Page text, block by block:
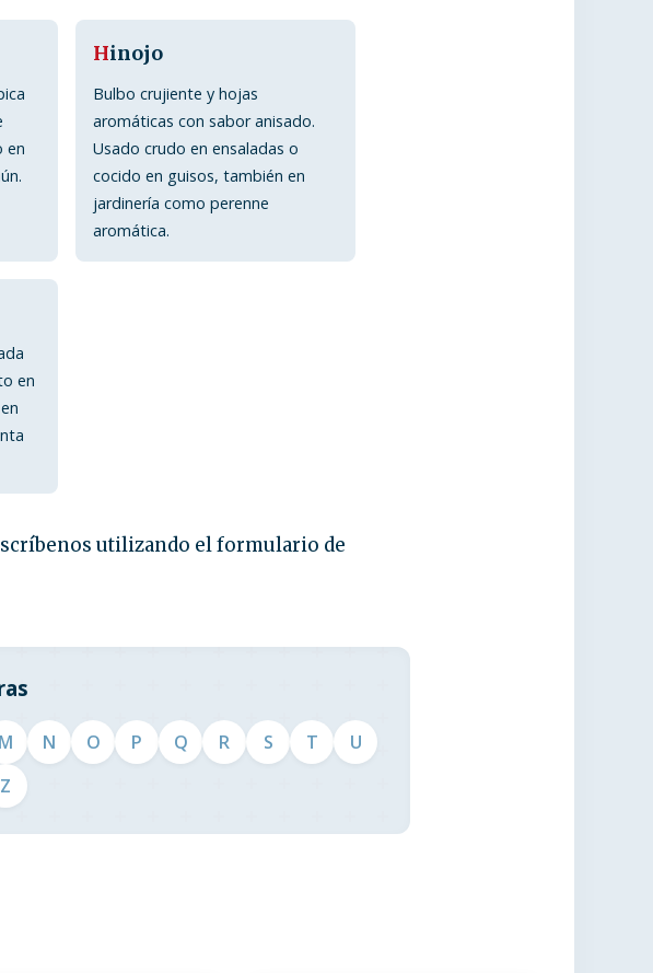
en
Hinojo
Bulbo crujiente y hojas
aromáticas con sabor anisado.
Usado crudo en ensaladas o
cocido en guisos, también en
jardinería como perenne
aromática.
en
utilizando el formulario de
M N O P Q R S T
U
Z